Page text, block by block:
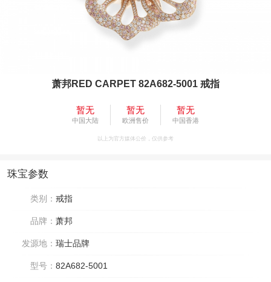
萧邦RED CARPET 82A682-5001 戒指
暂无
中国大陆
暂无
欧洲售价
暂无
中国香港
以上为官方媒体公价，仅供参考
珠宝参数
类别： 戒指
品牌： 萧邦
发源地： 瑞士品牌
型号： 82A682-5001